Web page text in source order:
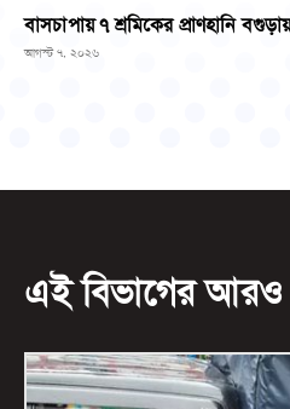
বাসচাপায় ৭ শ্রমিকের প্রাণহানি
আগস্ট ৭, ২০২৬
এই বিভাগের আরও